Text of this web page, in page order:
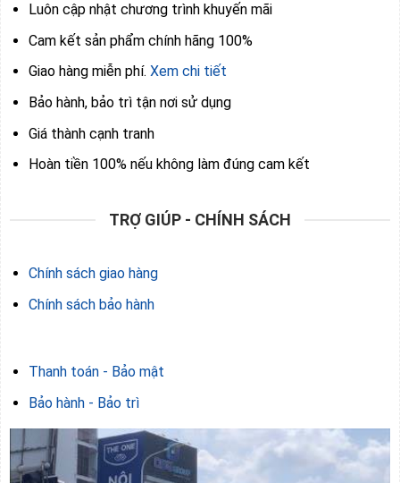
Luôn cập nhật chương trình khuyến mãi
Cam kết sản phẩm chính hãng 100%
Giao hàng miễn phí. Xem chi tiết
Bảo hành, bảo trì tận nơi sử dụng
Giá thành cạnh tranh
Hoàn tiền 100% nếu không làm đúng cam kết
TRỢ GIÚP - CHÍNH SÁCH
Chính sách giao hàng
Chính sách bảo hành
Thanh toán - Bảo mật
Bảo hành - Bảo trì